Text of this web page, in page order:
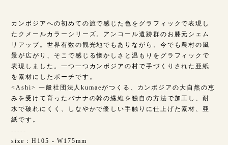
カンボジアへの初めての旅で感じた色をグラフィックで表現し
たクメールカラーシリーズ。アンコール遺跡群のお膝元シェム
リアップ。世界有数の観光地でもありながら、今でも農村の風
景が広がり、そこで感じる懐かしさと温もりをグラフィックで
表現しました。一つ一つカンボジアの村で手づくりされた亜紙
を素材にしたポーチです。
<Ashi> 一般社団法人kumaeがつくる、カンボジアの大自然の恵
みを受けて育ったバナナの幹の繊維を独自の方法で加工し、耐
水で破れにくく、しなやかで優しい手触りに仕上げた素材、亜
紙です。
-----
size：H105 - W175mm